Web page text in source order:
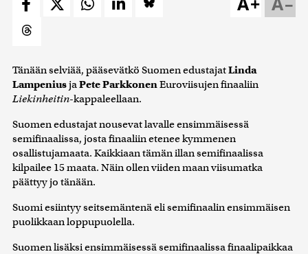
Tänään selviää, pääsevätkö Suomen edustajatLinda
LampeniusjaPete ParkkonenEuroviisujen finaaliin
Liekinheitin-kappaleellaan.
Suomen edustajat nousevat lavalle ensimmäisessä
semifinaalissa, josta finaaliin etenee kymmenen
osallistujamaata. Kaikkiaan tämän illan semifinaalissa
kilpailee 15 maata. Näin ollen viiden maan viisumatka
päättyy jo tänään.
Suomi esiintyy seitsemäntenä eli semifinaalin ensimmäisen
puolikkaan loppupuolella.
Suomen lisäksi ensimmäisessä semifinaalissa finaalipaikkaa